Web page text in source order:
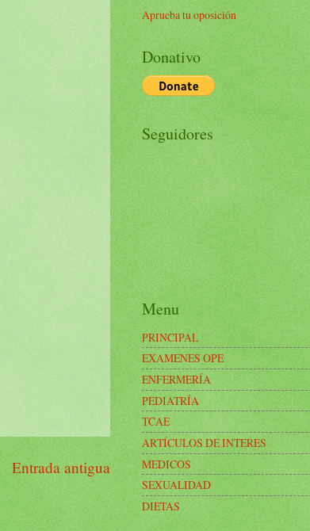
Entrada antigua
Aprueba tu oposición
Donativo
Seguidores
Menu
PRINCIPAL
EXAMENES OPE
ENFERMERÍA
PEDIATRÍA
TCAE
ARTÍCULOS DE INTERES
MEDICOS
SEXUALIDAD
DIETAS